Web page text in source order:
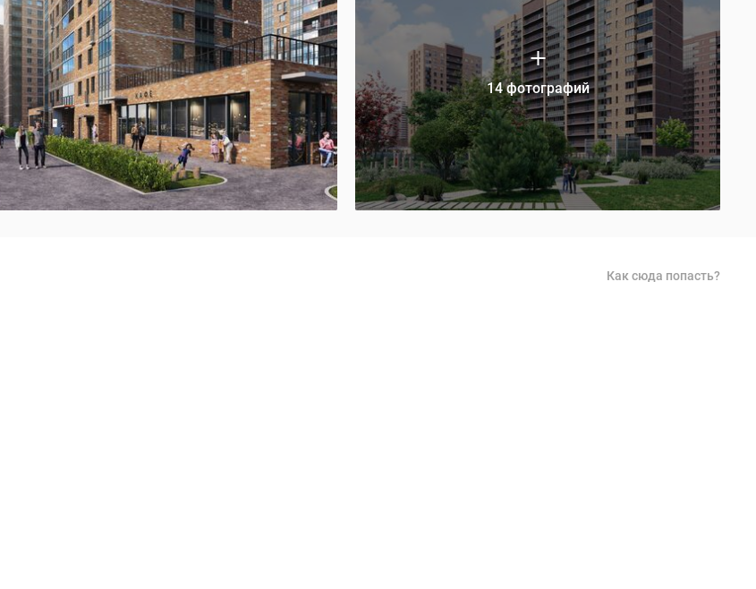
14 фотографий
Как сюда попасть?